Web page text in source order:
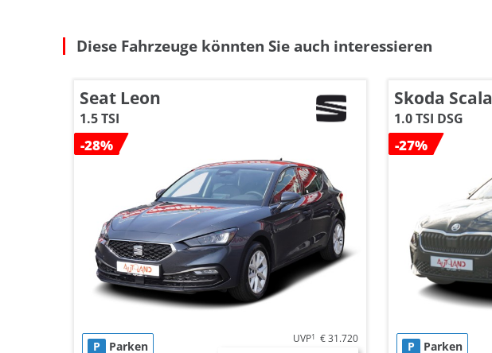
Diese Fahrzeuge könnten Sie auch interessieren
Seat Leon
1.5 TSI
-28%
P Parken
UVP1 € 31.720
Skoda Scala
1.0 TSI DSG
-27%
P Parken